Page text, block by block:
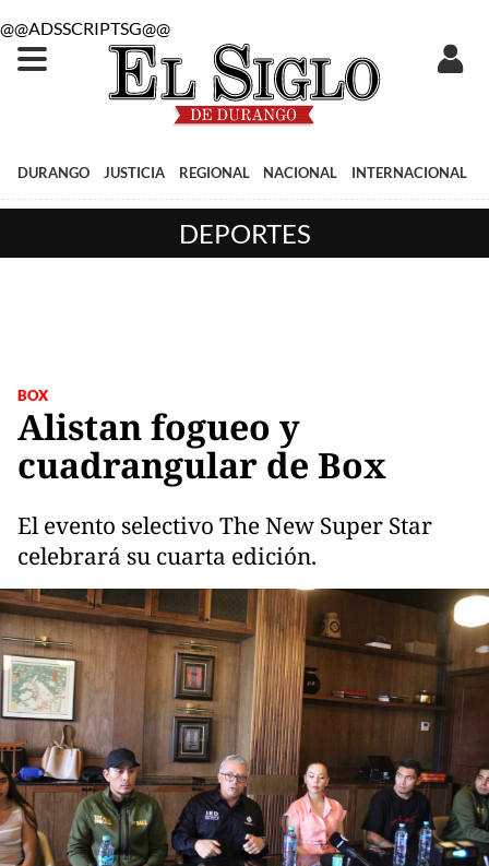
@@ADSSCRIPTSG@@
DURANGO JUSTICIA REGIONAL NACIONAL INTERNACIONAL
DEPORTES
BOX
Alistan fogueo y
cuadrangular de Box
El evento selectivo The New Super Star
celebrará su cuarta edición.